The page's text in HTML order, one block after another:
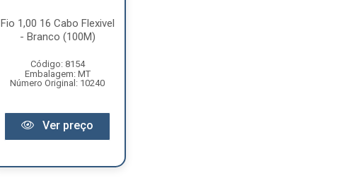
Fio 1,00 16 Cabo Flexivel
- Branco (100M)
Código: 8154
Embalagem: MT
Número Original: 10240
Ver preço